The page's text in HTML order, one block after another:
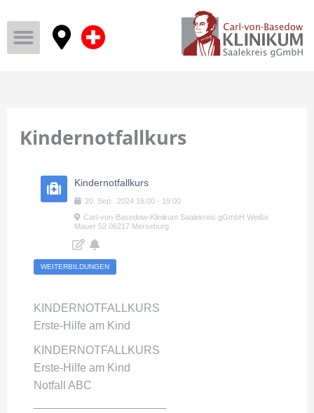
Kindernotfallkurs
Kindernotfallkurs
20. Sep. 2024 16:00- 19:00
Carl-von-Basedow-Klinikum Saalekreis gGmbH Weiße
Mauer 52 06217 Merseburg
WEITERBILDUNGEN
KINDERNOTFALLKURS
Erste-Hilfe am Kind
KINDERNOTFALLKURS
Erste-Hilfe am Kind
Notfall ABC